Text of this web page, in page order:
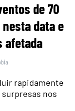
de 70
data e
afetada
rapidamente
nos